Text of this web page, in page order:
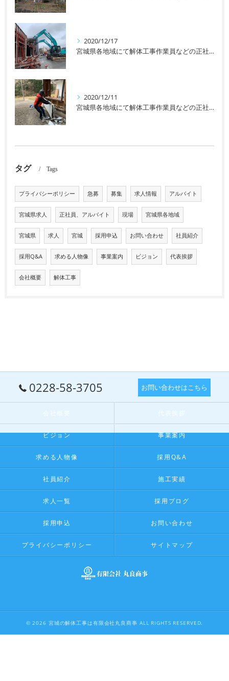
2020/12/17
宮城県各地域にて解体工事作業員などの正社員、アルバイトなどを募集しております！未経験者の方や女性の方も大歓迎です！
2020/12/11
宮城県各地域にて解体工事作業員などの正社員、アルバイトなどを募集しております！未経験者の方や女性の方も大歓迎です！
タグ Tags
プライバシーポリシー 急募 募集 求人情報 アルバイト
宮城県求人 正社員、アルバイト 現場 宮城県各地域
宮城県 求人 宮城 採用申込 お問い合わせ 社員紹介
採用Q&A 求める人物像 事業案内 ビジョン 代表挨拶
会社概要 解体工事
0228-58-3705 お問い合わせはこちら
会社概要 代表挨拶
ビジョン 事業案内
求める人物像 採用Q&A
社員紹介 施工実績
求人一覧 採用ブログ
採用申込 お問い合わせ
プライバシーポリシー サイトマップ
© 2026 宮城の解体工事は有限会社丸良商亊 ALL RIGHTS RESERVED.